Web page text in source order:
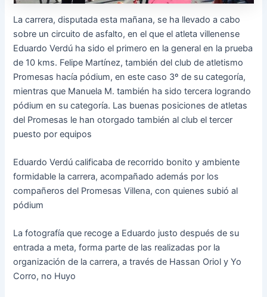
La carrera, disputada esta mañana, se ha llevado a cabo
sobre un circuito de asfalto, en el que el atleta villenense
Eduardo Verdú ha sido el primero en la general en la prueba
de 10 kms. Felipe Martínez, también del club de atletismo
Promesas hacía pódium, en este caso 3º de su categoría,
mientras que Manuela M. también ha sido tercera logrando
pódium en su categoría. Las buenas posiciones de atletas
del Promesas le han otorgado también al club el tercer
puesto por equipos
Eduardo Verdú calificaba de recorrido bonito y ambiente
formidable la carrera, acompañado además por los
compañeros del Promesas Villena, con quienes subió al
pódium
La fotografía que recoge a Eduardo justo después de su
entrada a meta, forma parte de las realizadas por la
organización de la carrera, a través de Hassan Oriol y Yo
Corro, no Huyo